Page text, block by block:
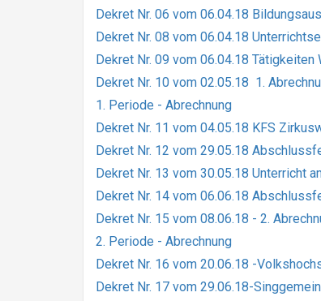
Dekret Nr. 06 vom 06.04.18
Dekret Nr. 08 vom 06.04.18
Dekret Nr. 09 vom 06.04.18 Tätigkeiten
Dekret Nr. 10 vom 02.05.18 1.
1. Periode - Abrechnung
Dekret Nr. 11 vom 04.05.18 KFS
Dekret Nr. 12 vom 29.05.18
Dekret Nr. 13 vom 30.05.18 Unterricht
Dekret Nr. 14 vom 06.06.18
Dekret Nr. 15 vom 08.06.18 - 2.
2. Periode - Abrechnung
Dekret Nr. 16 vom 20.06.18 -
Dekret Nr. 17 vom 29.06.18-